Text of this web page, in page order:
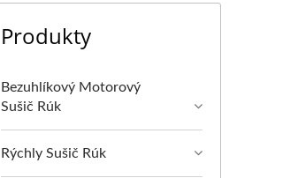
Produkty
Bezuhlíkový Motorový
Sušič Rúk
Rýchly Sušič Rúk